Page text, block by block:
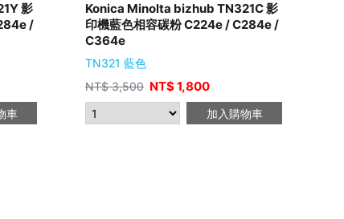
影
/
車
Konica Minolta bizhub TN321C 影
印機藍色相容碳粉 C224e / C284e /
C364e
TN321 藍色
NT$3,500 NT$1,800
加入購物車